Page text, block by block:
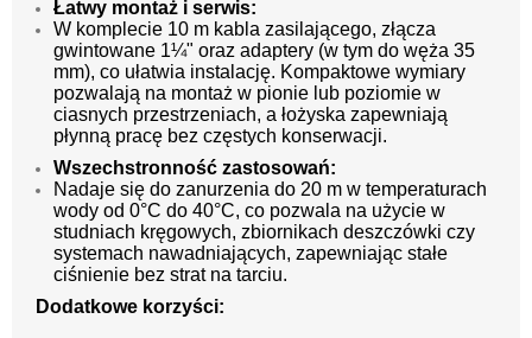
Łatwy montaż i serwis:
W komplecie 10 m kabla zasilającego, złącza
gwintowane 1¼" oraz adaptery (w tym do węża 35
mm), co ułatwia instalację. Kompaktowe wymiary
pozwalają na montaż w pionie lub poziomie w
ciasnych przestrzeniach, a łożyska zapewniają
płynną pracę bez częstych konserwacji.
Wszechstronność zastosowań:
Nadaje się do zanurzenia do 20 m w temperaturach
wody od 0°C do 40°C, co pozwala na użycie w
studniach kręgowych, zbiornikach deszczówki czy
systemach nawadniających, zapewniając stałe
ciśnienie bez strat na tarciu.
Dodatkowe korzyści: